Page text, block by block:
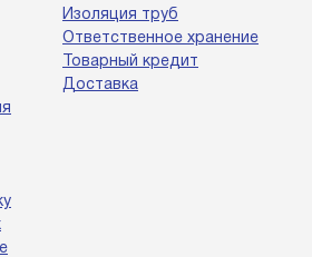
Изоляция труб
Ответственное хранение
Товарный кредит
Доставка